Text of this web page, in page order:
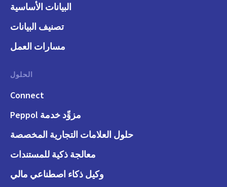
البيانات الأساسية
تصنيف البيانات
مسارات العمل
الحلول
Connect
مزوِّد خدمة Peppol
حلول العلامات التجارية المخصصة
معالجة ذكية للمستندات
وكيل ذكاء اصطناعي مالي